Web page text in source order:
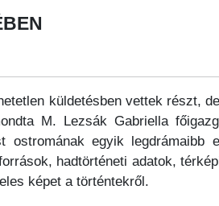
küldetésben vettek részt,
M. Lezsák Gabriella
ostromának egyik legdrámaibb
hadtörténeti adatok,
képet a történtekről.